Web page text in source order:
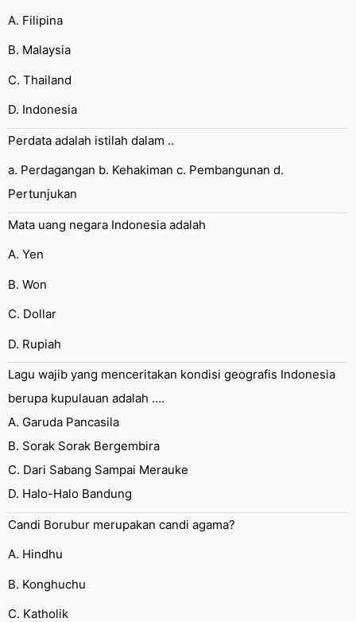
A. Filipina
B. Malaysia
C. Thailand
D. Indonesia
Perdata adalah istilah dalam ..
a. Perdagangan b. Kehakiman c. Pembangunan d.
Pertunjukan
Mata uang negara Indonesia adalah
A. Yen
B. Won
C. Dollar
D. Rupiah
Lagu wajib yang menceritakan kondisi geografis Indonesia
berupa kupulauan adalah ….
A. Garuda Pancasila
B. Sorak Sorak Bergembira
C. Dari Sabang Sampai Merauke
D. Halo-Halo Bandung
Candi Borubur merupakan candi agama?
A. Hindhu
B. Konghuchu
C. Katholik